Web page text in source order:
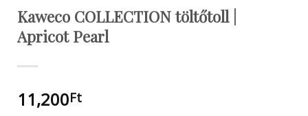
Kaweco COLLECTION töltőtoll |
Apricot Pearl
11,200Ft